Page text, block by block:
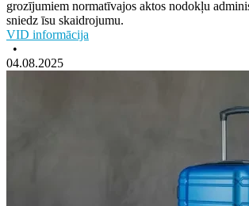
grozījumiem normatīvajos aktos nodokļu
sniedz īsu skaidrojumu.
VID informācija
•
04.08.2025